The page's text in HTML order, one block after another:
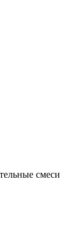
смеси